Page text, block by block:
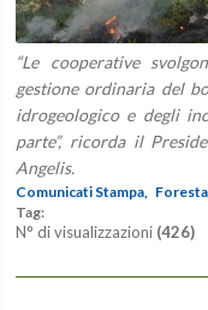
“Le cooperative
gestione ordinaria del
idrogeologico e degli
parte”, ricorda il
Angelis.
Comunicati Stampa,
Tag:
N° di visualizzazioni (426)